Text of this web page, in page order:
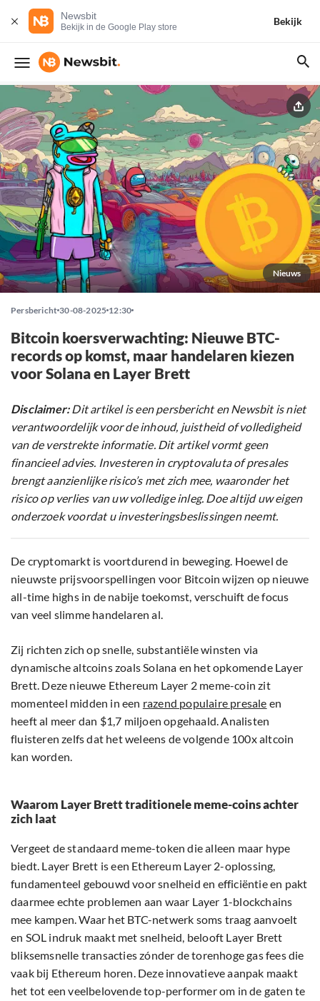
Newsbit
Bekijk in de Google Play store
Bekijk
Nieuws
Persbericht 30-08-2025 12:30
Bitcoin koersverwachting: Nieuwe BTC-
records op komst, maar handelaren kiezen
voor Solana en Layer Brett
Disclaimer:Dit artikel is een persbericht en Newsbit is niet
verantwoordelijk voor de inhoud, juistheid of volledigheid
van de verstrekte informatie. Dit artikel vormt geen
financieel advies. Investeren in cryptovaluta of presales
brengt aanzienlijke risico’s met zich mee, waaronder het
risico op verlies van uw volledige inleg. Doe altijd uw eigen
onderzoek voordat u investeringsbeslissingen neemt.
De cryptomarkt is voortdurend in beweging. Hoewel de
nieuwste prijsvoorspellingen voor Bitcoin wijzen op nieuwe
all-time highs in de nabije toekomst, verschuift de focus
van veel slimme handelaren al.
Zij richten zich op snelle, substantiële winsten via
dynamische altcoins zoals Solana en het opkomende Layer
Brett. Deze nieuwe Ethereum Layer 2 meme-coin zit
momenteel midden in een razend populaire presale en
heeft al meer dan $1,7 miljoen opgehaald. Analisten
fluisteren zelfs dat het weleens de volgende 100x altcoin
kan worden.
Waarom Layer Brett traditionele meme-coins achter
zich laat
Vergeet de standaard meme-token die alleen maar hype
biedt. Layer Brett is een Ethereum Layer 2-oplossing,
fundamenteel gebouwd voor snelheid en efficiëntie en pakt
daarmee echte problemen aan waar Layer 1-blockchains
mee kampen. Waar het BTC-netwerk soms traag aanvoelt
en SOL indruk maakt met snelheid, belooft Layer Brett
bliksemsnelle transacties zónder de torenhoge gas fees die
vaak bij Ethereum horen. Deze innovatieve aanpak maakt
het tot een veelbelovende top-performer om in de gaten te